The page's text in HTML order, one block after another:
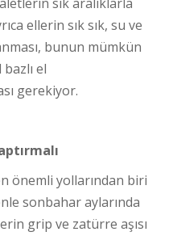
ellerin sık sık, su ve
bunun mümkün
el
gerekiyor.
önemli yollarından biri
sonbahar aylarında
grip ve zatürre aşısı